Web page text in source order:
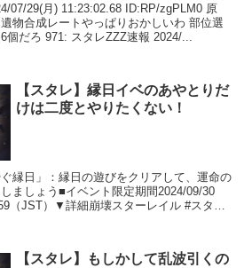
07/29(月) 11:23:02.68 ID:RP/zgPLM0 原
物合成レートやっぱりおかしいわ 部位選
個だろ 971: スタレZZZ速報 2024/...
【スタレ】縁日イベのあやとりだ
けは二度とやりたくない！
ぐ縁日」：縁日の遊びをクリアして、運命の
ましょう■イベント限定期間2024/09/30
（JST）▼詳細崩壊スターレイル #スター
【スタレ】もしかして乱波引くの